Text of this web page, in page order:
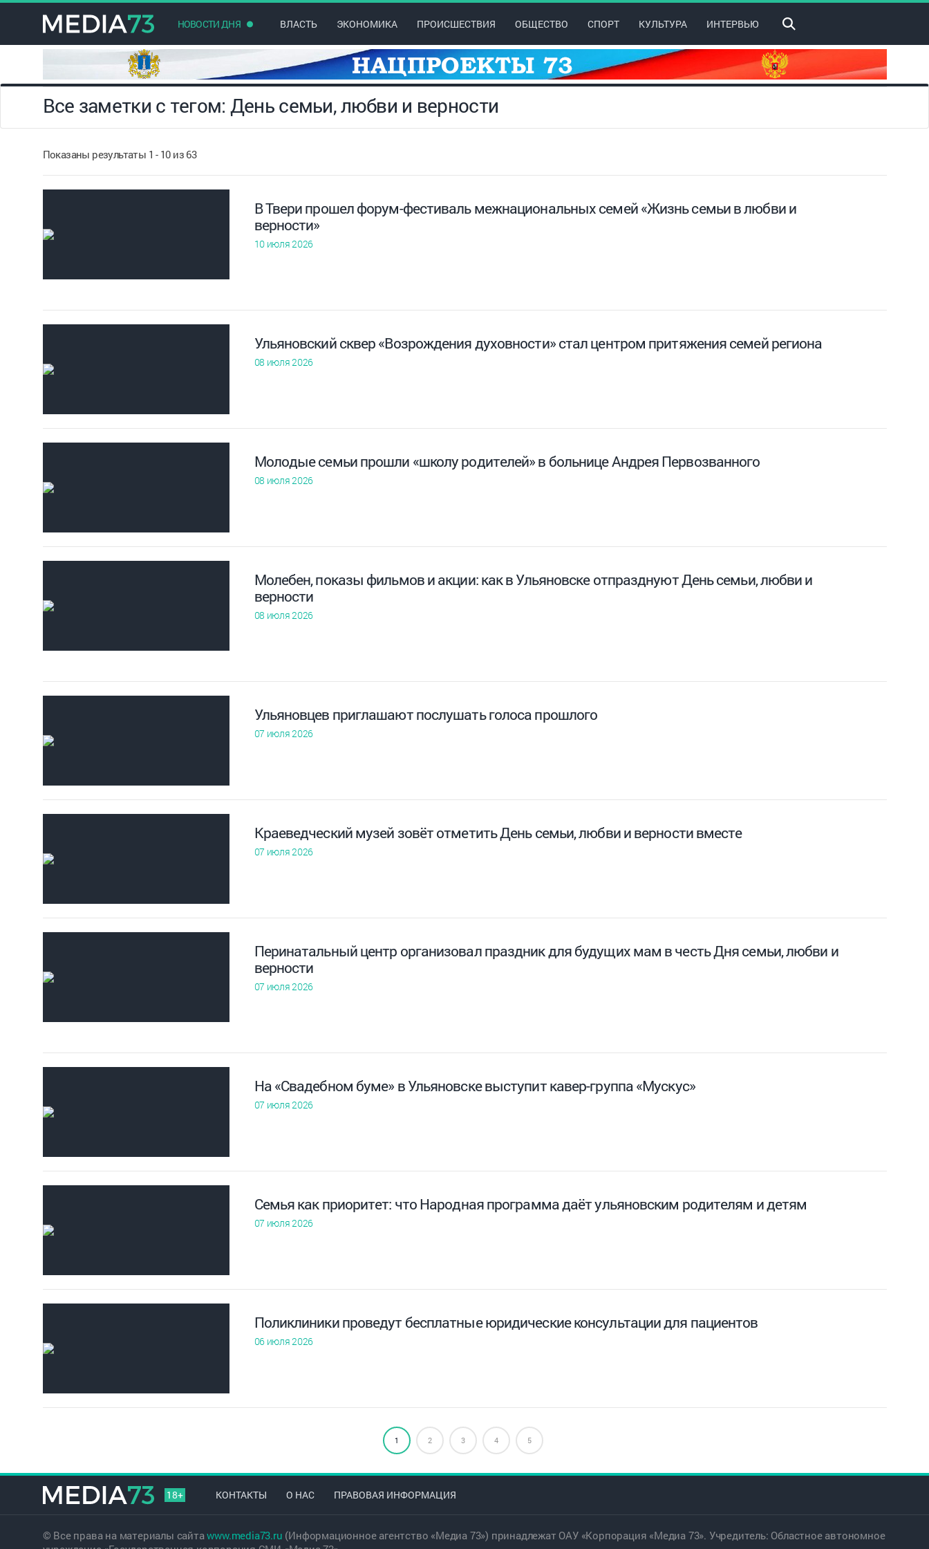
НОВОСТИ ДНЯ ВЛАСТЬ ЭКОНОМИКА ПРОИСШЕСТВИЯ ОБЩЕСТВО СПОРТ КУЛЬТУРА ИНТЕРВЬЮ
Все заметки с тегом: День семьи, любви и верности
Показаны результаты 1 - 10 из 63
В Твери прошел форум-фестиваль межнациональных семей «Жизнь семьи в любви и
верности»
10 июля 2026
Ульяновский сквер «Возрождения духовности» стал центром притяжения семей региона
08 июля 2026
Молодые семьи прошли «школу родителей» в больнице Андрея Первозванного
08 июля 2026
Молебен, показы фильмов и акции: как в Ульяновске отпразднуют День семьи, любви и
верности
08 июля 2026
Ульяновцев приглашают послушать голоса прошлого
07 июля 2026
Краеведческий музей зовёт отметить День семьи, любви и верности вместе
07 июля 2026
Перинатальный центр организовал праздник для будущих мам в честь Дня семьи, любви и
верности
07 июля 2026
На «Свадебном буме» в Ульяновске выступит кавер-группа «Мускус»
07 июля 2026
Семья как приоритет: что Народная программа даёт ульяновским родителям и детям
07 июля 2026
Поликлиники проведут бесплатные юридические консультации для пациентов
06 июля 2026
1 2 3 4 5
18+ КОНТАКТЫ О НАС ПРАВОВАЯ ИНФОРМАЦИЯ
© Все права на материалы сайтаwww.media73.ru (Информационное агентство «Медиа 73») принадлежат ОАУ «Корпорация «Медиа 73». Учредитель: Областное автономное